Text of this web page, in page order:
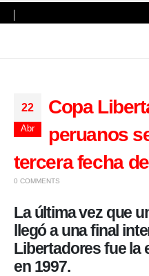
22
Abr
Copa
peruanos
tercera fecha
0 COMMENTS
La última vez que
llegó a una final
Libertadores fue la
en 1997.